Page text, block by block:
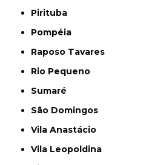
Pirituba
Pompéia
Raposo Tavares
Rio Pequeno
Sumaré
São Domingos
Vila Anastácio
Vila Leopoldina